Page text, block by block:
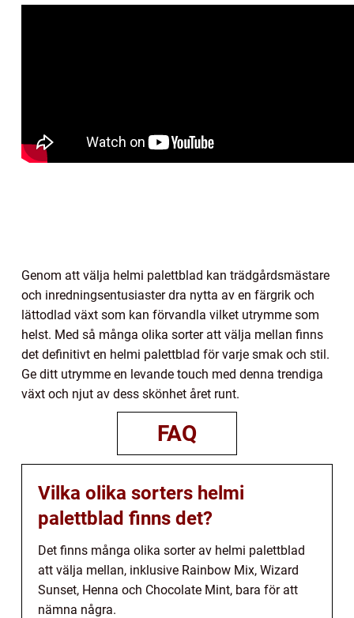
Genom att välja helmi palettblad kan trädgårdsmästare
och inredningsentusiaster dra nytta av en färgrik och
lättodlad växt som kan förvandla vilket utrymme som
helst. Med så många olika sorter att välja mellan finns
det definitivt en helmi palettblad för varje smak och stil.
Ge ditt utrymme en levande touch med denna trendiga
växt och njut av dess skönhet året runt.
FAQ
Vilka olika sorters helmi
palettblad finns det?
Det finns många olika sorter av helmi palettblad
att välja mellan, inklusive Rainbow Mix, Wizard
Sunset, Henna och Chocolate Mint, bara för att
nämna några.